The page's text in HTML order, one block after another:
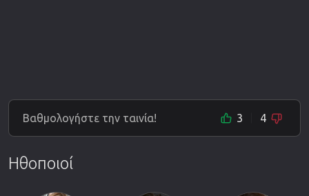
Βαθμολογήστε την ταινία! 3 4
Ηθοποιοί